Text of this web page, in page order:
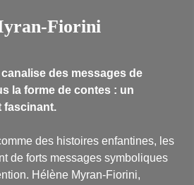
Fiorini
des messages de
la forme de contes : un
fascinant.
des histoires enfantines, les
de forts messages symboliques
Hélène Myran-Fiorini,